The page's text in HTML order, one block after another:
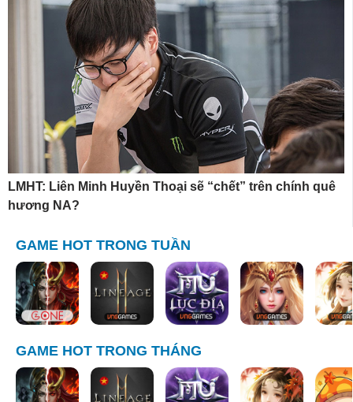
LMHT: Liên Minh Huyền Thoại sẽ “chết” trên chính quê
hương NA?
GAME HOT TRONG TUẦN
GAME HOT TRONG THÁNG